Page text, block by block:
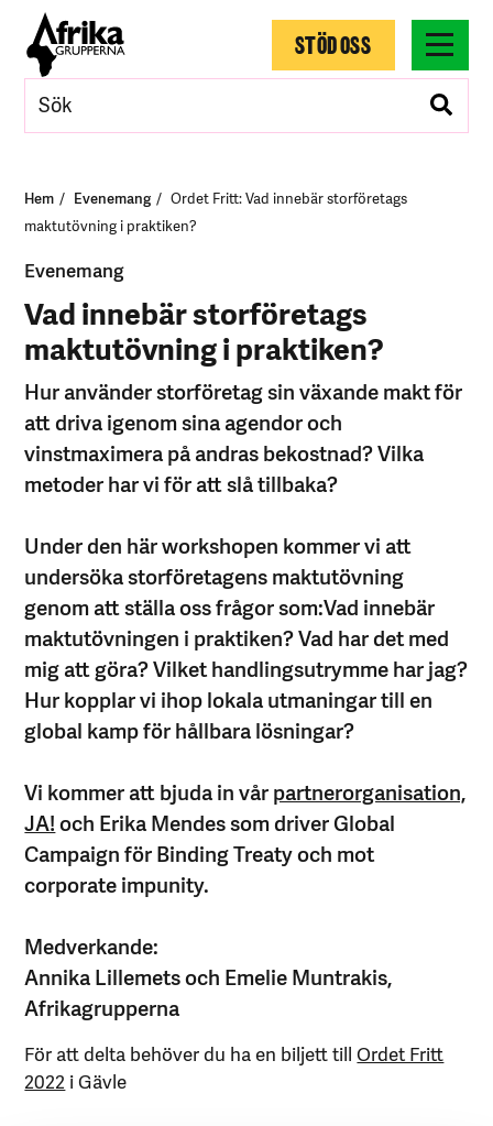
STÖD OSS
Hem Evenemang
Ordet Fritt: Vad innebär storföretags
maktutövning i praktiken?
Evenemang
Vad innebär storföretags
maktutövning i praktiken?
Hur använder storföretag sin växande makt för
att driva igenom sina agendor och
vinstmaximera på andras bekostnad? Vilka
metoder har vi för att slå tillbaka?
Under den här workshopen kommer vi att
undersöka storföretagens maktutövning
genom att ställa oss frågor som:Vad innebär
maktutövningen i praktiken? Vad har det med
mig att göra? Vilket handlingsutrymme har jag?
Hur kopplar vi ihop lokala utmaningar till en
global kamp för hållbara lösningar?
Vi kommer att bjuda in vårpartnerorganisation,
JA!och Erika Mendes som driver Global
Campaign för Binding Treaty och mot
corporate impunity.
Medverkande:
Annika Lillemets och Emelie Muntrakis,
Afrikagrupperna
För att delta behöver du ha en biljett tillOrdet Fritt
2022 i Gävle